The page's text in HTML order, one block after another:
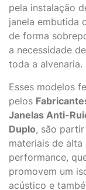
pela instalação
janela embutida
de forma
a necessidade
toda a alvenaria.
Esses modelos
pelos
Janelas Anti-
Duplo, são
materiais de alta
performance,
promovem um
acústico e